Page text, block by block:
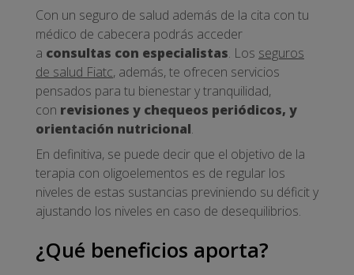
Con un seguro de salud además de la cita con tu
médico de cabecera podrás acceder
a consultas con especialistas. Los seguros
de salud Fiatc, además, te ofrecen servicios
pensados para tu bienestar y tranquilidad,
con revisiones y chequeos periódicos, y
orientación nutricional.
En definitiva, se puede decir que el objetivo de la
terapia con oligoelementos es de regular los
niveles de estas sustancias previniendo su déficit y
ajustando los niveles en caso de desequilibrios.
¿Qué beneficios aporta?